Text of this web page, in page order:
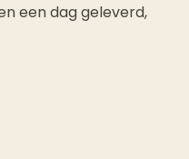
een dag geleverd,